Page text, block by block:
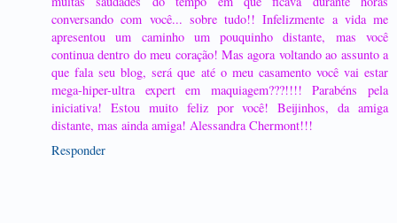
conversando com você... sobre tudo!! Infelizmente a vida me
apresentou um caminho um pouquinho distante, mas você
continua dentro do meu coração! Mas agora voltando ao assunto a
que fala seu blog, será que até o meu casamento você vai estar
mega-hiper-ultra expert em maquiagem???!!!! Parabéns pela
iniciativa! Estou muito feliz por você! Beijinhos, da amiga
distante, mas ainda amiga! Alessandra Chermont!!!
Responder